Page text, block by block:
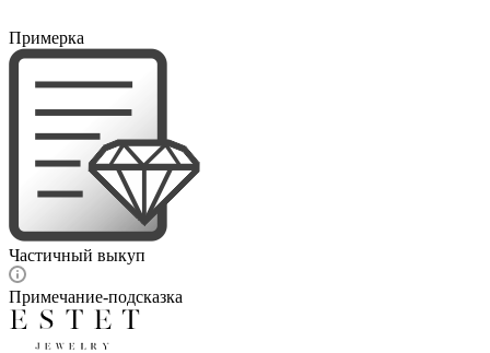
Примерка
Частичный выкуп
Примечание-подсказка